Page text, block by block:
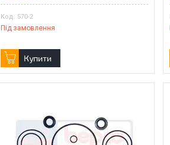
570-2
Під замовлення
Купити